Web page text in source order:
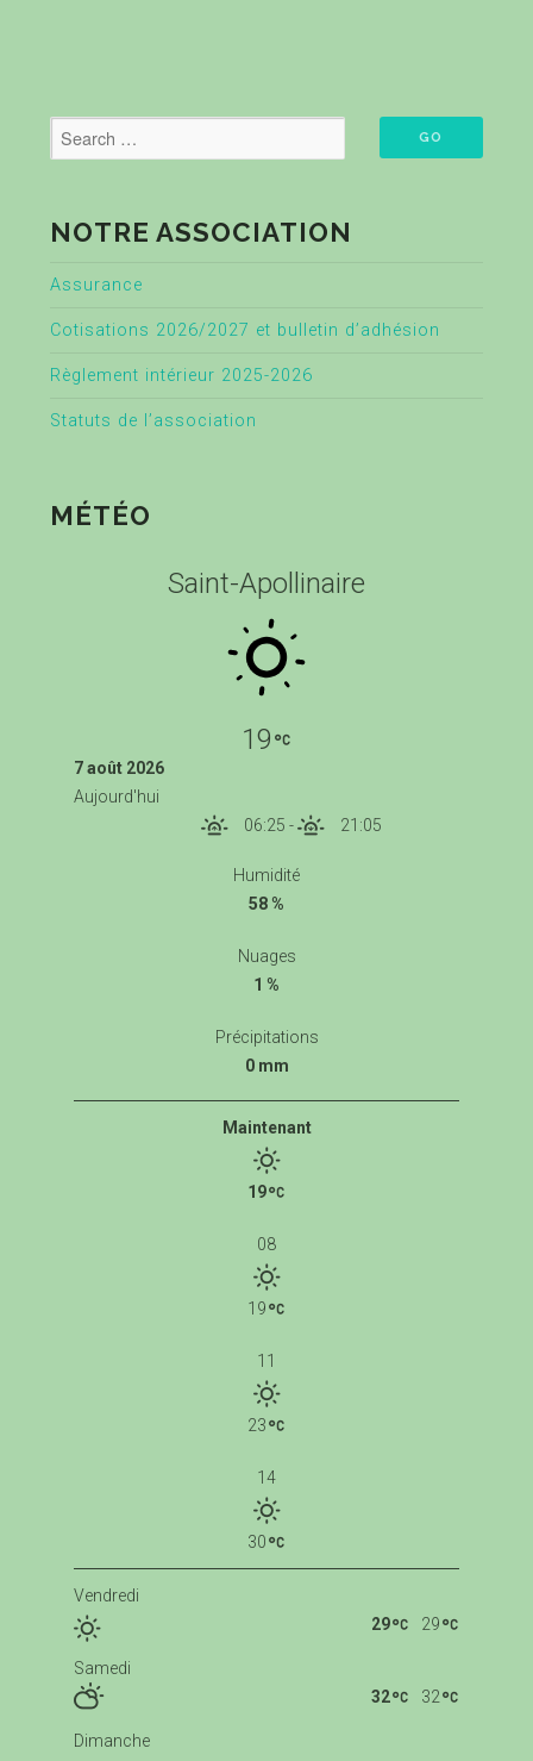
NOTRE ASSOCIATION
Assurance
Cotisations 2026/2027 et bulletin d’adhésion
Règlement intérieur 2025-2026
Statuts de l’association
MÉTÉO
Saint-Apollinaire
19
7 août 2026
Aujourd'hui
06:25 - 21:05
Humidité
58 %
Nuages
1 %
Précipitations
0 mm
Maintenant
19
08
19
11
23
14
30
Vendredi
29
29
Samedi
32
32
Dimanche